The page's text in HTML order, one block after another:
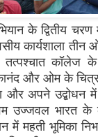
के द्वितीय
कार्यशाला तीन
कॉलेज के
और ओम के चित्र
और अपने उद्बोधन
उज्जवल भारत के
महती भूमिका